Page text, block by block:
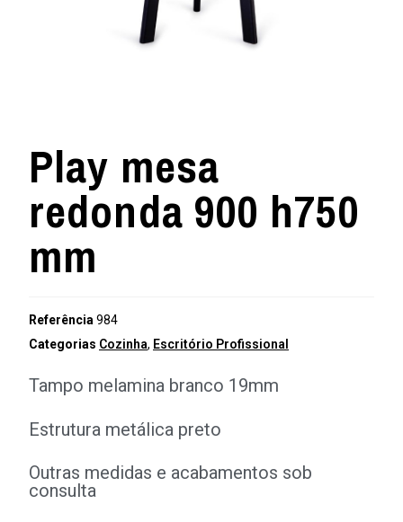
Play mesa
redonda 900 h750
mm
Referência984
Categorias Cozinha, Escritório Profissional
Tampo melamina branco 19mm
Estrutura metálica preto
Outras medidas e acabamentos sob
consulta